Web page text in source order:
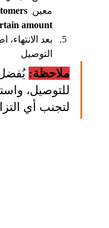
معين
amount
بعد
التوصيل
ملاحظة:
للتوصيل،
لتجنب أي